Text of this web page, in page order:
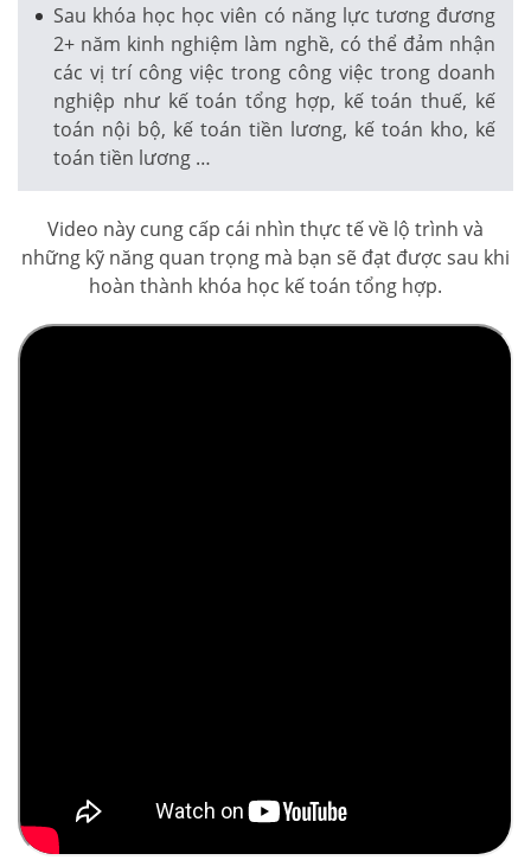
Sau khóa học học viên có năng lực tương đương
2+ năm kinh nghiệm làm nghề, có thể đảm nhận
các vị trí công việc trong công việc trong doanh
nghiệp như kế toán tổng hợp, kế toán thuế, kế
toán nội bộ, kế toán tiền lương, kế toán kho, kế
toán tiền lương …
Video này cung cấp cái nhìn thực tế về lộ trình và
những kỹ năng quan trọng mà bạn sẽ đạt được sau khi
hoàn thành khóa học kế toán tổng hợp.